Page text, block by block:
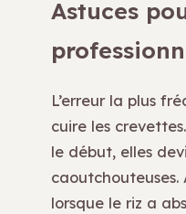
Astuces
L’erreur la plus
cuire les
le début, elles
lorsque le riz a